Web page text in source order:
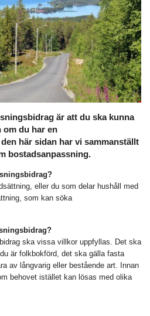
är att du ska kunna
om du har en
här sidan har vi sammanställt
bostadsanpassning.
eller du som delar hushåll med
som kan söka
ska vissa villkor uppfyllas. Det ska
är folkbokförd, det ska gälla fasta
av långvarig eller bestående art. Innan
behovet istället kan lösas med olika